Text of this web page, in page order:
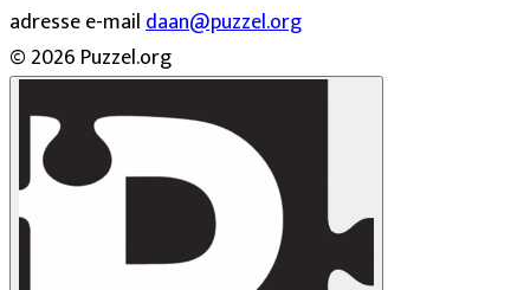
adresse e-maildaan@puzzel.org
© 2026 Puzzel.org